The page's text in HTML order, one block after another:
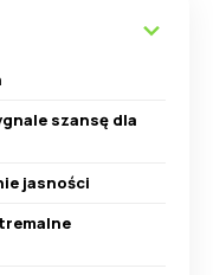
szansę dla
jasności